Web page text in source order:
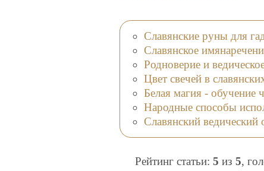
Славянские руны для
Славянское
Родноверие и
Цвет свечей в
Белая магия - обучение
Народные способы
Славянский ведический
Рейтинг статьи:5 из5,